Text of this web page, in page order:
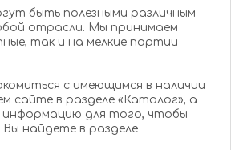
быть полезными различным
отрасли. Мы принимаем
так и на мелкие партии
с имеющимся в наличии
сайте в разделе «Каталог», а
информацию для того, чтобы
Вы найдете в разделе